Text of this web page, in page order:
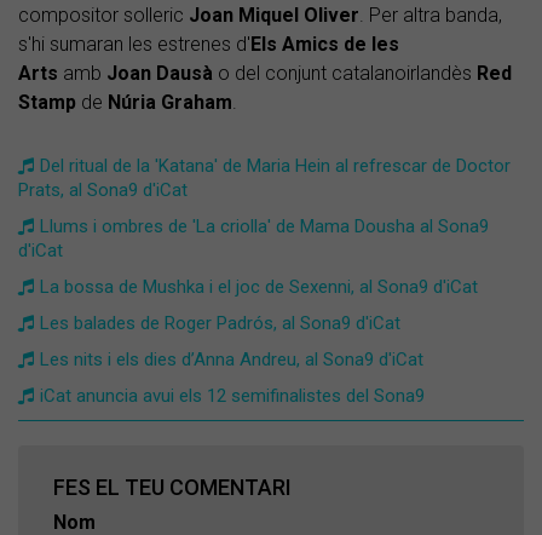
compositor solleric Joan Miquel Oliver. Per altra banda,
s'hi sumaran les estrenes d'Els Amics de les
Arts amb Joan Dausà o del conjunt catalanoirlandès Red
Stamp de Núria Graham.
Del ritual de la 'Katana' de Maria Hein al refrescar de Doctor
Prats, al Sona9 d'iCat
Llums i ombres de 'La criolla' de Mama Dousha al Sona9
d'iCat
La bossa de Mushka i el joc de Sexenni, al Sona9 d'iCat
Les balades de Roger Padrós, al Sona9 d'iCat
Les nits i els dies d’Anna Andreu, al Sona9 d'iCat
iCat anuncia avui els 12 semifinalistes del Sona9
FES EL TEU COMENTARI
Nom